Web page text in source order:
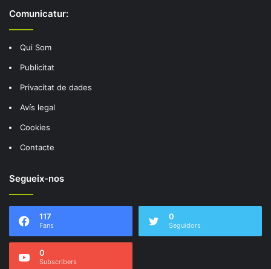
Comunicatur:
Qui Som
Publicitat
Privacitat de dades
Avís legal
Cookies
Contacte
Segueix-nos
117
Fans
0
Seguidors
0
Subscribers